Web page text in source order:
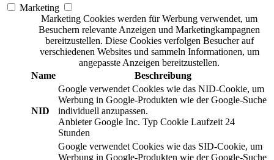
Marketing
Marketing Cookies werden für Werbung verwendet, um
Besuchern relevante Anzeigen und Marketingkampagnen
bereitzustellen. Diese Cookies verfolgen Besucher auf
verschiedenen Websites und sammeln Informationen, um
angepasste Anzeigen bereitzustellen.
Name
Beschreibung
NID
Google verwendet Cookies wie das NID-Cookie, um
Werbung in Google-Produkten wie der Google-Suche
individuell anzupassen.
Anbieter Google Inc. Typ Cookie Laufzeit 24
Stunden
Google verwendet Cookies wie das SID-Cookie, um
Werbung in Google-Produkten wie der Google-Suche